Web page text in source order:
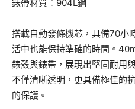
錶帶材質：904L鋼
搭載自動發條機芯，具備70小
活中也能保持準確的時間。
錶殼與錶帶，展現出堅固耐用
不僅清晰透明，更具備極佳的
的保護。